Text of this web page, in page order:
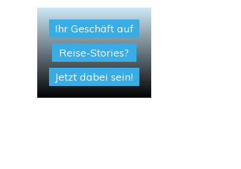
Ihr Geschäft auf
Reise-Stories?
Jetzt dabei sein!